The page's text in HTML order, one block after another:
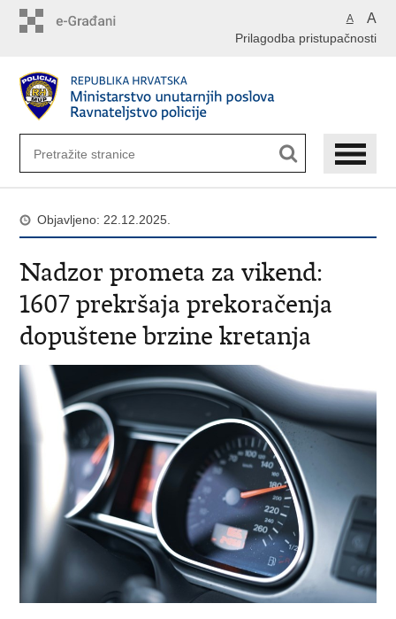
A A
Prilagodba pristupačnosti
Objavljeno: 22.12.2025.
Nadzor prometa za vikend:
1607 prekršaja prekoračenja
dopuštene brzine kretanja